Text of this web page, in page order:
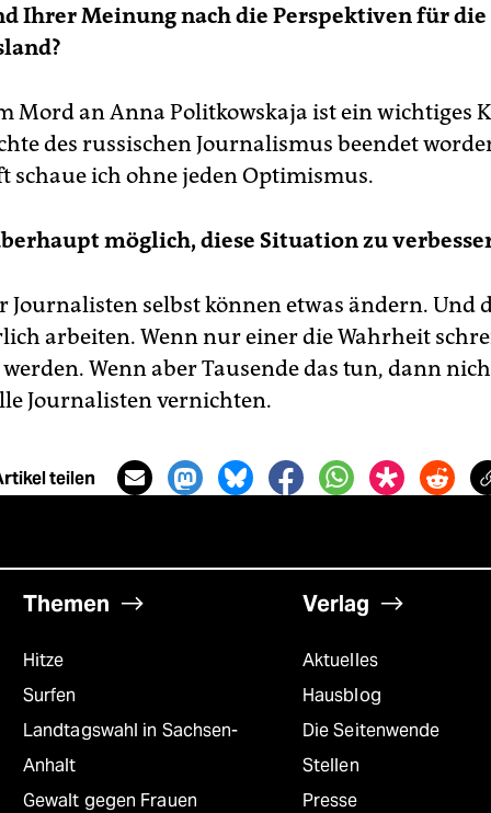
Ihrer Meinung nach die Perspektiven für
Mord an Anna Politkowskaja ist ein wichtiges
des russischen Journalismus beendet
schaue ich ohne jeden Optimismus.
möglich, diese Situation zu
Journalisten selbst können etwas ändern. Und
arbeiten. Wenn nur einer die Wahrheit
Wenn aber Tausende das tun, dann
Journalisten vernichten.
teilen
Themen
Hitze
Surfen
Landtagswahl in Sachsen-
Anhalt
Gewalt gegen Frauen
Verlag
Aktuelles
Hausblog
Die Seitenwende
Stellen
Presse